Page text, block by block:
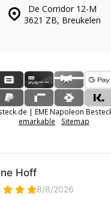
De Corridor 12-M
3621 ZB, Breukelen
| EME Napoleon
emarkable
Sitemap